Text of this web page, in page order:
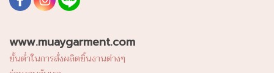
www.muaygarment.com
ขั้นต่ำในการสั่งผลิตชิ้นงานต่างๆ